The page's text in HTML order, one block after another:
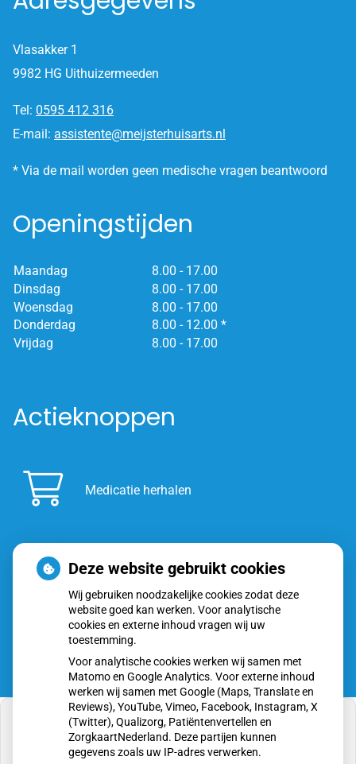
Vlasakker 1
9982 HG Uithuizermeeden
Tel: 0595 412 316
E-mail: assistente@meijsterhuisarts.nl
* Via de mail worden geen medische vragen beantwoord
Openingstijden
Maandag
8.00 - 17.00
Dinsdag
8.00 - 17.00
Woensdag
8.00 - 17.00
Donderdag
8.00 - 12.00 *
Vrijdag
8.00 - 17.00
Actieknoppen
Medicatie herhalen
Inschrijven
Deze website gebruikt cookies
Wij gebruiken noodzakelijke cookies zodat deze
website goed kan werken. Voor analytische
cookies en externe inhoud vragen wij uw
toestemming.
Voor analytische cookies werken wij samen met
Matomo en Google Analytics. Voor externe inhoud
werken wij samen met Google (Maps, Translate en
Reviews), YouTube, Vimeo, Facebook, Instagram, X
(Twitter), Qualizorg, Patiëntenvertellen en
ZorgkaartNederland. Deze partijen kunnen
gegevens zoals uw IP-adres verwerken.